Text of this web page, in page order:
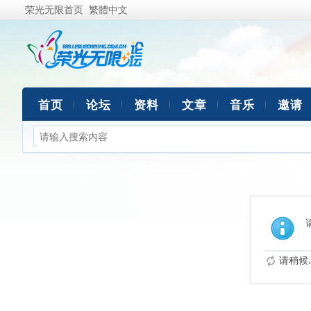
荣光无限首页 繁體中文
首页 论坛 资料 文章 音乐 邀请
请稍候